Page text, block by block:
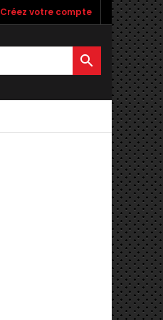
Créez votre compte
